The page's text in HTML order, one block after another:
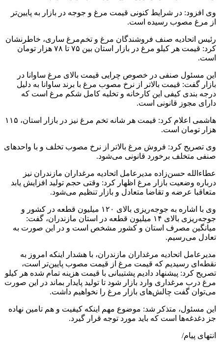
وی افزود: در شرایط کنونی قیمت مرغ و جوجه در بازار به پایین‌تر
از مرغ مصوب رسیده است.
رئیس اتحادیه صنف فروشندگان مرغ و تخم‌مرغ ساری، خاطرنشان
کرد: قیمت هر کیلو مرغ در بازار استان بین ۷۵ تا ۷۸ هزار تومان
است.
این مسئول صنفی در خصوص چرایی قیمت بالای مرغ ساوانا در
بازار گفت: قیمت بالاتر از نرخ مصوب مرغ با برند ساوانا به دلیل
درجه بندی کیفی این کارخانه و تخلیه کامل شکم مرغ است که
دارای مجوز قانونی است.
هاشمی اعلام کرد: قیمت هر شانه تخم مرغ نیز در بازار استان، ۱۱۵
هزار تومان است.
وی تصریح کرد: فروش مرغ بالاتر از نرخ مصوب تخلف و با واحدهای
صنفی متخلف برخورد قانونی می‌شود.
عطاءالله حسن‌زاده مدیرعامل اتحادیه مرغداران مازندران نیز
درباره وضعیت بازار مرغ اظهار کرد: وقتی حجم تولید افزایش یابد
متعاقبا عرضه و تقاضا متعادل و بازار تنظیم می‌شود.
وی با اشاره به جوجه‌ریزی بالای ۱۲۰ میلیون قطعه در کشور و
جوجه‌ریزی بالای ۱۴ میلیون قطعه در استان مازندران، گفت:
میانگین مصرف استان و کشور مشخص است و در این صورت به
تعادل می‌رسیم.
مدیرعامل اتحادیه مرغداران مازندران، با هشدار اینکه امروز به
نقطه‌ای رسیدیم که قیمت مرغ از قیمت مصوب پایین‌تر است،
تصریح کرد: پیشنهاد دادیم پشتیبانی با قیمت هزینه تمام شده هر کیلو
مرغ درب مرغداری وارد بازار شود تا تولید پایدار بماند در این صورت
می‌توان گفت چالش‌های بازار مرغ را نخواهیم داشت‌.
این مسئول، متذکر شد: موضوع مهم اینکه کیفیت و هم تامین نهاده
جز دغدغه‌ها است که باید مورد توجه قرار گیرد.
انتهای پیام/